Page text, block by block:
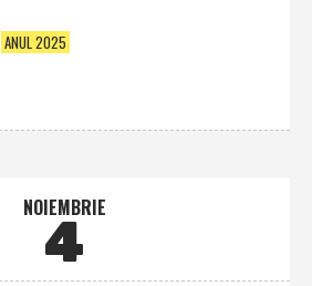
ANUL 2025
NOIEMBRIE
4